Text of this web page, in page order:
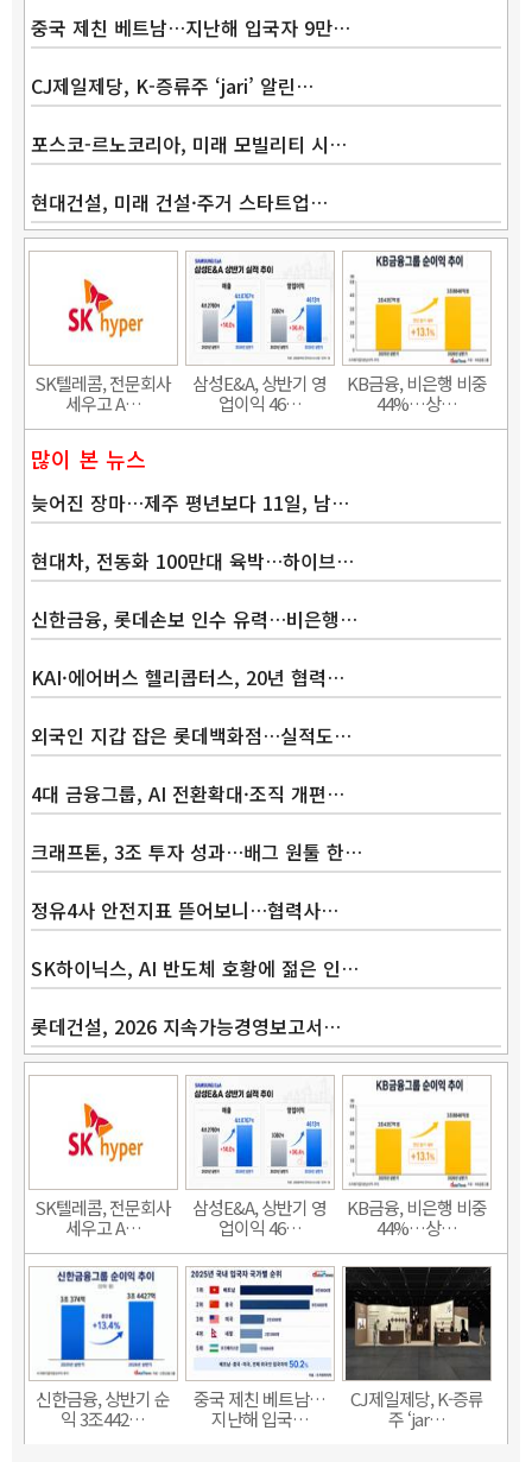
중국 제친 베트남…지난해 입국자 9만…
CJ제일제당, K-증류주 ‘jari’ 알린…
포스코-르노코리아, 미래 모빌리티 시…
현대건설, 미래 건설·주거 스타트업…
SK텔레콤, 전문회사
세우고 A…
삼성E&A, 상반기 영
업이익 46…
KB금융, 비은행 비중
44%…상…
많이 본 뉴스
늦어진 장마…제주 평년보다 11일, 남…
현대차, 전동화 100만대 육박…하이브…
신한금융, 롯데손보 인수 유력…비은행…
KAI·에어버스 헬리콥터스, 20년 협력…
외국인 지갑 잡은 롯데백화점…실적도…
4대 금융그룹, AI 전환확대·조직 개편…
크래프톤, 3조 투자 성과…배그 원툴 한…
정유4사 안전지표 뜯어보니…협력사…
SK하이닉스, AI 반도체 호황에 젊은 인…
롯데건설, 2026 지속가능경영보고서…
SK텔레콤, 전문회사
세우고 A…
삼성E&A, 상반기 영
업이익 46…
KB금융, 비은행 비중
44%…상…
신한금융, 상반기 순
익 3조442…
중국 제친 베트남…
지난해 입국…
CJ제일제당, K-증류
주 ‘jar…